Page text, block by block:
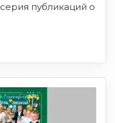
публикаций о